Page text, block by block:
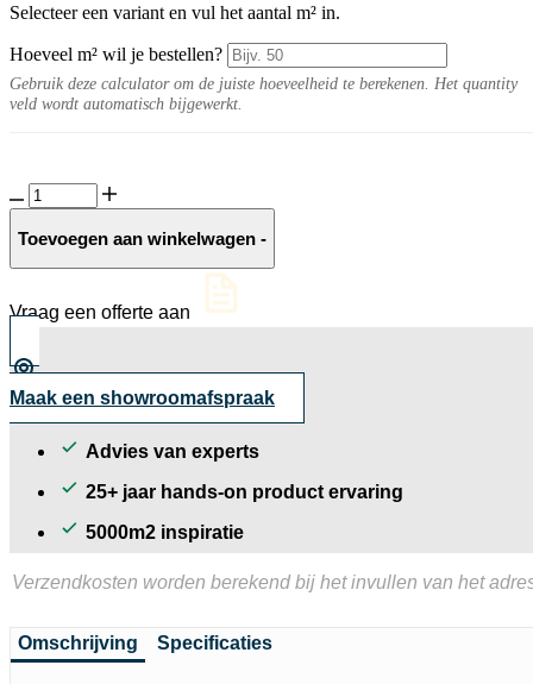
Selecteer een variant en vul het aantal m² in.
Hoeveel m² wil je bestellen?
Gebruik deze calculator om de juiste hoeveelheid te berekenen. Het quantity
veld wordt automatisch bijgewerkt.
Solido
Ceramica
30MM
Toevoegen aan winkelwagen -
Vraag een offerte aan
Maak een showroomafspraak
Advies van experts
25+ jaar hands-on product ervaring
5000m2 inspiratie
Verzendkosten worden berekend bij het invullen van het
Omschrijving Specificaties